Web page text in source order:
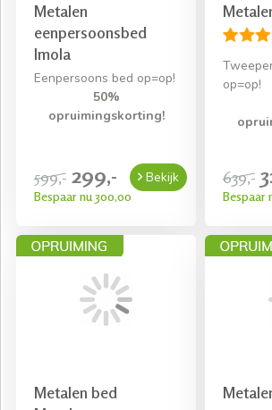
Metalen
eenpersoonsbed
Imola
Eenpersoons bed op=op!
50%
opruimingskorting!
599,- 299,-
Bespaar nu 300,00
Bekijk
op=op!
639,-
Bespaar
Metalen bed